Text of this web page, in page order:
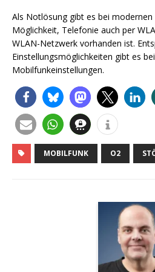
Als Notlösung gibt es bei modernen
Möglichkeit, Telefonie auch per
WLAN-Netzwerk vorhanden ist.
Einstellungsmöglichkeiten gibt es
Mobilfunkeinstellungen.
MOBILFUNK O2